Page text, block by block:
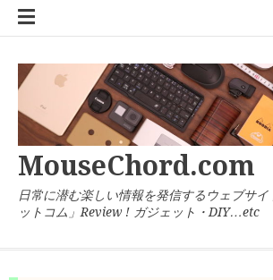
MouseChord.com
日常に潜む楽しい情報を発信するウェブサ
ットコム」Review ! ガジェット・DIY…etc